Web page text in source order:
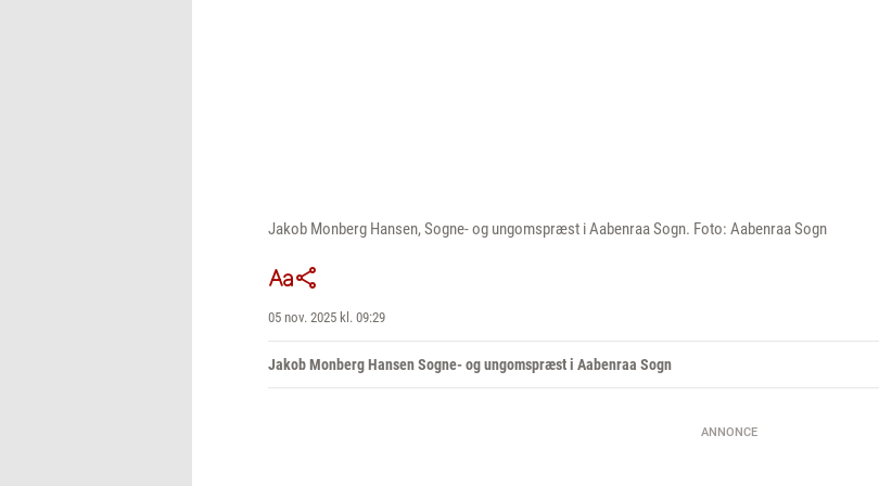
Jakob Monberg Hansen, Sogne- og ungomspræst i Aabenraa Sogn. Foto: Aabenraa Sogn
05 nov. 2025 kl. 09:29
Jakob Monberg Hansen Sogne- og ungomspræst i Aabenraa Sogn
ANNONCE